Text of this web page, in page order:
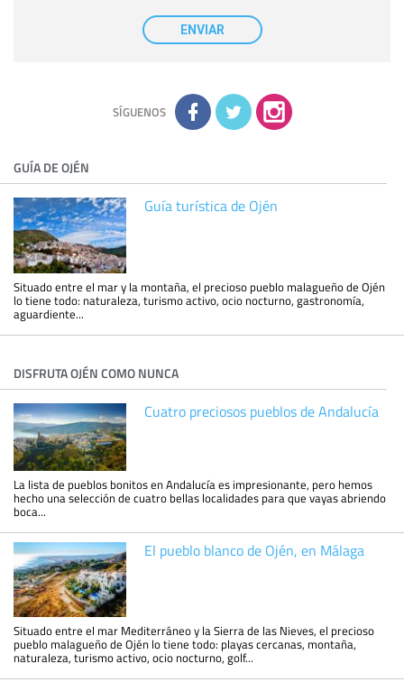
con carácter general, sólo el personal de
nuestra entidad que esté debidamente autorizado podrá
tener conocimiento de la información que le pedimos. No se
comunicarán datos a terceros.
adicional y detallada sobre cómo tratamos sus datos en la
política de privacidad
ENVIAR
SÍGUENOS
GUÍA DE OJÉN
Guía turística de Ojén
Situado entre el mar y la montaña, el precioso pueblo malagueño de Ojén
lo tiene todo: naturaleza, turismo activo, ocio nocturno, gastronomía,
aguardiente...
DISFRUTA OJÉN COMO NUNCA
Cuatro preciosos pueblos de Andalucía
La lista de pueblos bonitos en Andalucía es impresionante, pero hemos
hecho una selección de cuatro bellas localidades para que vayas abriendo
boca...
El pueblo blanco de Ojén, en Málaga
Situado entre el mar Mediterráneo y la Sierra de las Nieves, el precioso
pueblo malagueño de Ojén lo tiene todo: playas cercanas, montaña,
naturaleza, turismo activo, ocio nocturno, golf...